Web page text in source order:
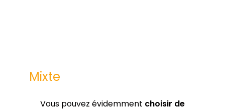
Mixte
Vous pouvez évidemment choisir de